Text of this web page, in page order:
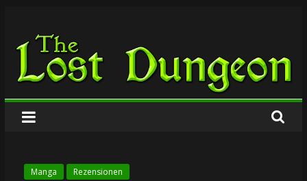
springen
The
Lost
Dungeon
Manga Rezensionen